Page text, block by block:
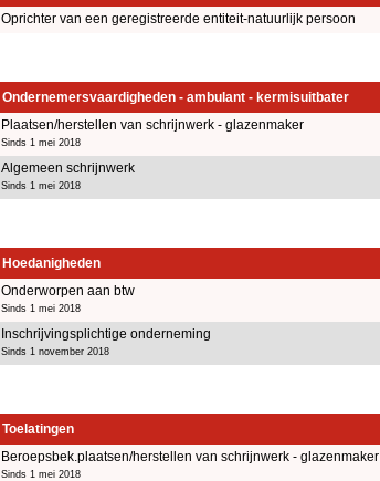
Oprichter van een geregistreerde entiteit-natuurlijk persoon
Ondernemersvaardigheden - ambulant - kermisuitbater
Plaatsen/herstellen van schrijnwerk - glazenmaker
Sinds 1 mei 2018
Algemeen schrijnwerk
Sinds 1 mei 2018
Hoedanigheden
Onderworpen aan btw
Sinds 1 mei 2018
Inschrijvingsplichtige onderneming
Sinds 1 november 2018
Toelatingen
Beroepsbek.plaatsen/herstellen van schrijnwerk - glazenmaker
Sinds 1 mei 2018